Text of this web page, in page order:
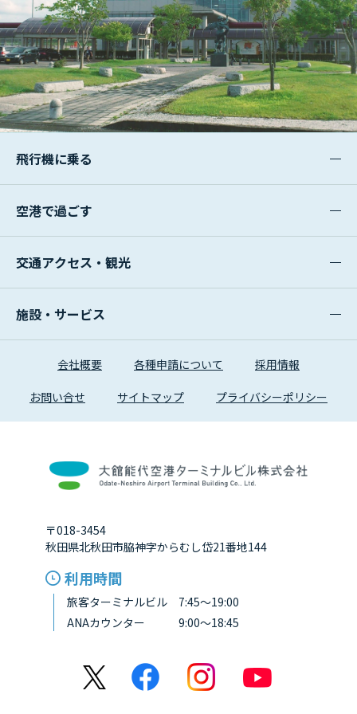
飛行機に乗る
空港で過ごす
交通アクセス・観光
施設・サービス
会社概要 各種申請について 採用情報
お問い合せ サイトマップ プライバシーポリシー
〒018-3454
秋田県北秋田市脇神字からむし岱21番地144
利用時間
旅客ターミナルビル 7:45～19:00
ANAカウンター 9:00～18:45